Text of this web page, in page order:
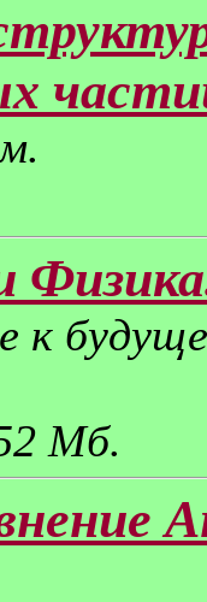
к
Мб.